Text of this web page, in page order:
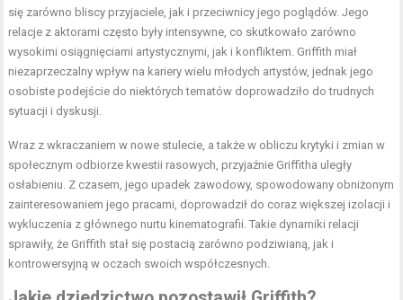
się zarówno bliscy przyjaciele, jak i przeciwnicy jego poglądów. Jego
relacje z aktorami często były intensywne, co skutkowało zarówno
wysokimi osiągnięciami artystycznymi, jak i konfliktem. Griffith miał
niezaprzeczalny wpływ na kariery wielu młodych artystów, jednak jego
osobiste podejście do niektórych tematów doprowadziło do trudnych
sytuacji i dyskusji.
Wraz z wkraczaniem w nowe stulecie, a także w obliczu krytyki i zmian w
społecznym odbiorze kwestii rasowych, przyjaźnie Griffitha uległy
osłabieniu. Z czasem, jego upadek zawodowy, spowodowany obniżonym
zainteresowaniem jego pracami, doprowadził do coraz większej izolacji i
wykluczenia z głównego nurtu kinematografii. Takie dynamiki relacji
sprawiły, że Griffith stał się postacią zarówno podziwianą, jak i
kontrowersyjną w oczach swoich współczesnych.